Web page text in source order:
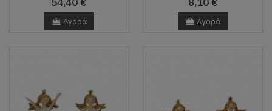
Αγορά Αγορά